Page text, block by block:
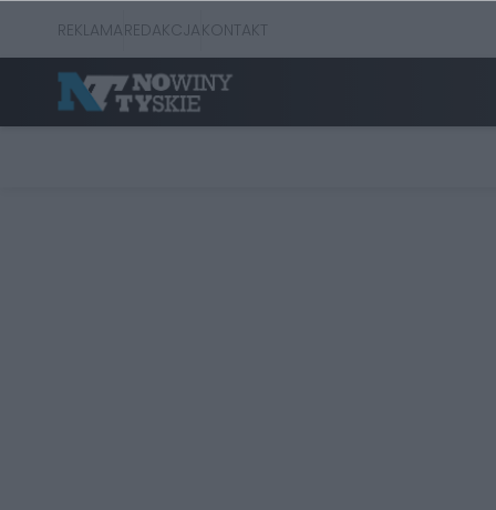
REKLAMAREDAKCJAKONTAKT